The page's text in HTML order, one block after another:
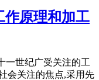
作原理和加工
一世纪广受关注的工
会关注的焦点,采用先